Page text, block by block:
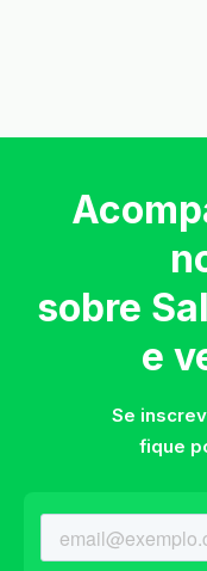
sobre
e
Se
fique